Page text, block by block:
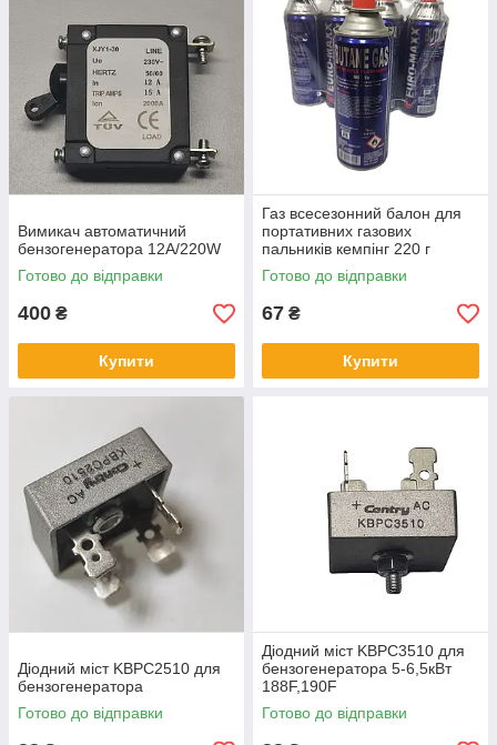
Вимикач автоматичний
бензогенератора 12А/220W
Готово до відправки
400 ₴
Купити
Газ всесезонний балон для
портативних газових
пальників кемпінг 220 г
Готово до відправки
67 ₴
Купити
Діодний міст KBPC2510 для
бензогенератора
Готово до відправки
Діодний міст KBPC3510 для
бензогенератора 5-6,5кВт
188F,190F
Готово до відправки